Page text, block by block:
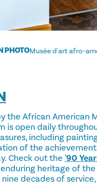
PHOTOMusée d'art afro-
the African American
is open daily
including
of the
Check out the '90
heritage of
decades of